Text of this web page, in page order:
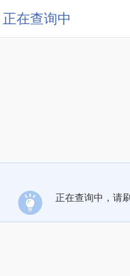
正在查询中
正在查询中，请